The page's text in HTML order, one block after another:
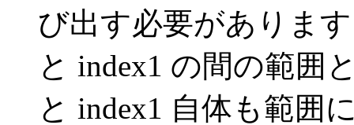
び出す必要がありま
と index1 の間の範囲
と index1 自体も範囲